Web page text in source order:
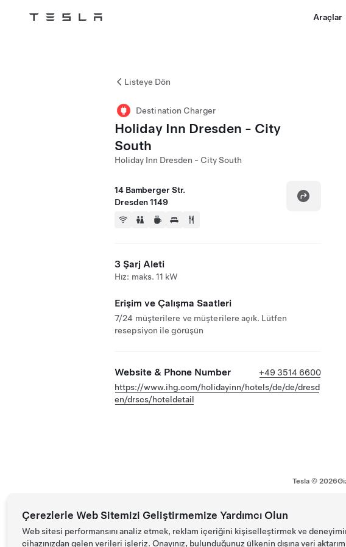
Tesla Araçlar
Listeye Dön
Destination Charger
Holiday Inn Dresden - City
South
Holiday Inn Dresden - City South
14 Bamberger Str.
Dresden 1149
3 Şarj Aleti
Hız: maks. 11 kW
Erişim ve Çalışma Saatleri
7/24 müşterilere ve müşterilere açık. Lütfen
resepsiyon ile görüşün
Website & Phone Number
+49 3514 6600
https://www.ihg.com/holidayinn/hotels/de/de/dresd
en/drscs/hoteldetail
Tesla © 2026
Çerezlerle Web Sitemizi Geliştirmemize Yardımcı Olun
Web sitesi performansını analiz etmek, reklam içeriğini kişiselleştirmek ve
cihazınızdan gelen verileri işleriz. Onayınız, bulunduğunuz ülkenin dışına veri